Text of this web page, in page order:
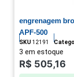
engrenagem
APF-500
SKU 12191
3 em estoque
R$ 505,16